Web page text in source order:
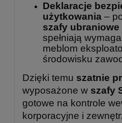
Deklaracje
użytkowania –
szafy ubraniowe
spełniają
meblom
środowisku
Dzięki temu szatnie
wyposażone w szafy
gotowe na kontrole
korporacyjne i